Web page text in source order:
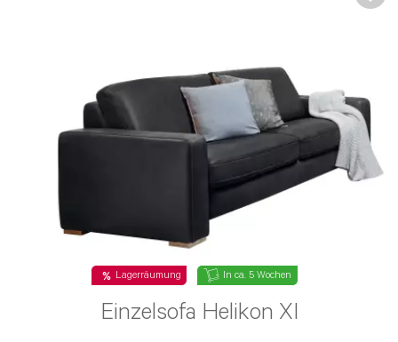
Lagerräumung In ca. 5 Wochen
Einzelsofa Helikon XI